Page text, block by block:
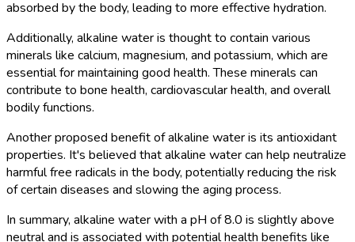
absorbed by the body, leading to more effective hydration.
Additionally, alkaline water is thought to contain various
minerals like calcium, magnesium, and potassium, which are
essential for maintaining good health. These minerals can
contribute to bone health, cardiovascular health, and overall
bodily functions.
Another proposed benefit of alkaline water is its antioxidant
properties. It's believed that alkaline water can help neutralize
harmful free radicals in the body, potentially reducing the risk
of certain diseases and slowing the aging process.
In summary, alkaline water with a pH of 8.0 is slightly above
neutral and is associated with potential health benefits like